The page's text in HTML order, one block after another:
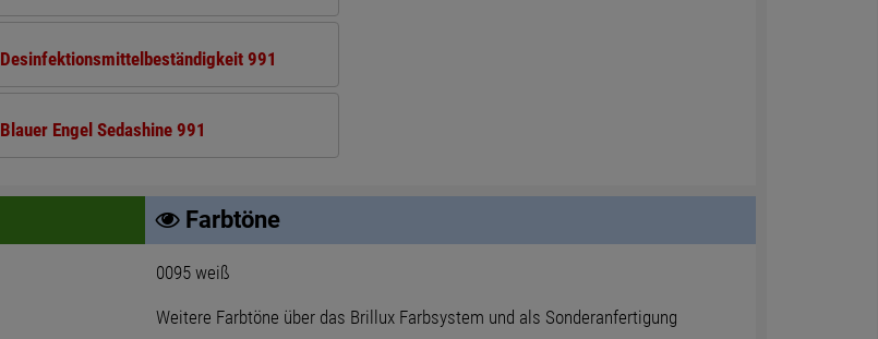
Desinfektionsmittelbeständigkeit 991
Blauer Engel Sedashine 991
Farbtöne
0095 weiß
Weitere Farbtöne über das Brillux Farbsystem und als Sonderanfertigung